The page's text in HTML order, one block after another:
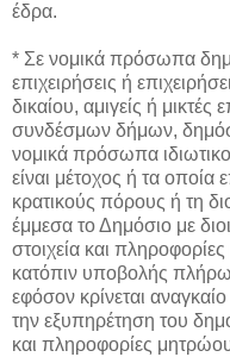
έδρα.
* Σε νομικά πρόσωπα
επιχειρήσεις ή
δικαίου, αμιγείς ή μικτές
συνδέσμων δήμων,
νομικά πρόσωπα
είναι μέτοχος ή τα οποία
κρατικούς πόρους ή τη
έμμεσα το Δημόσιο με
στοιχεία και
κατόπιν υποβολής
εφόσον κρίνεται
την εξυπηρέτηση του
και πληροφορίες